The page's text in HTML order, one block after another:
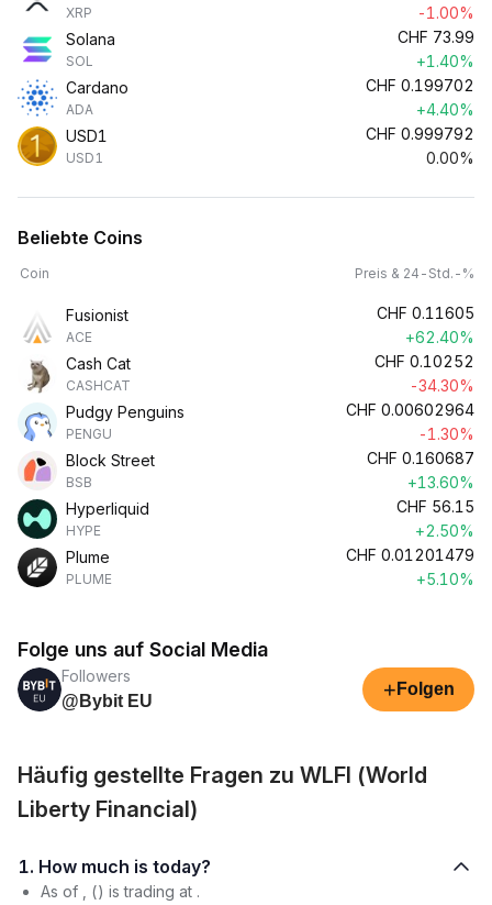
XRP
-1.00%
Solana
SOL
CHF 73.99
+1.40%
Cardano
ADA
CHF 0.199702
+4.40%
USD1
USD1
CHF 0.999792
0.00%
Beliebte Coins
Coin Preis & 24-Std.-%
Fusionist
ACE
CHF 0.11605
+62.40%
Cash Cat
CASHCAT
CHF 0.10252
-34.30%
Pudgy Penguins
PENGU
CHF 0.00602964
-1.30%
Block Street
BSB
CHF 0.160687
+13.60%
Hyperliquid
HYPE
CHF 56.15
+2.50%
Plume
PLUME
CHF 0.01201479
+5.10%
Folge uns auf Social Media
Followers
@Bybit EU
+ Folgen
Häufig gestellte Fragen zu WLFI (World
Liberty Financial)
1. How much is today?
As of , () is trading at .